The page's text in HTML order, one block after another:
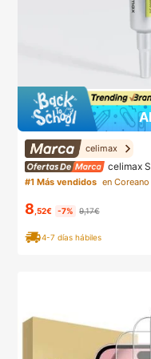
celimax
celimax
#1 Más vendidos en
8 ,52€ -7% 9,17€
4-7 días hábiles